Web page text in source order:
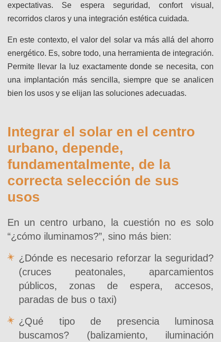
expectativas. Se espera seguridad, confort visual,
recorridos claros y una integración estética cuidada.
En este contexto, el valor del solar va más allá del ahorro
energético. Es, sobre todo, una herramienta de integración.
Permite llevar la luz exactamente donde se necesita, con
una implantación más sencilla, siempre que se analicen
bien los usos y se elijan las soluciones adecuadas.
Integrar el solar en el centro
urbano, depende,
fundamentalmente, de la
correcta selección de sus
usos
En un centro urbano, la cuestión no es solo
“¿cómo iluminamos?”, sino más bien:
¿Dónde es necesario reforzar la seguridad?
(cruces peatonales, aparcamientos
públicos, zonas de espera, accesos,
paradas de bus o taxi)
¿Qué tipo de presencia luminosa
buscamos? (balizamiento, iluminación